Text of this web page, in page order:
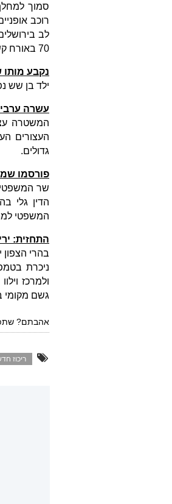
70 באורח קשה.
נקבע מותו של ילד בן 6
ילד בן שש
עשרה
המשטרה
העצורים
גדולים.
פורסמו
שר
הדין גלי
המשפטי
התחזית:
בהרי הצפון
ניכרת
ולמרכז
גשם מקומי
אהבתם?
ריכוז